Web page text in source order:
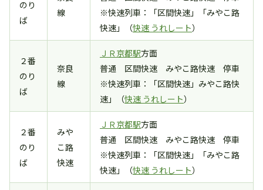
のり
ば
線
※快速列車：「区間快速」「みやこ路
快速」（快速 うれしート）
２番
のり
ば
奈良
線
ＪＲ京都駅方面
普通 区間快速 みやこ路快速 停車
※快速列車：「区間快速」みやこ路快
速」（快速 うれしート）
２番
のり
ば
みや
こ路
快速
ＪＲ京都駅方面
普通 区間快速 みやこ路快速 停車
※快速列車：「区間快速」「みやこ路
快速」（快速 うれしート）